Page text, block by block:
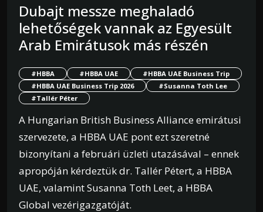
Dubajt messze meghaladó
lehetőségek vannak az Egyesült
Arab Emirátusok más részén
#HBBA #HBBA UAE
#HBBA UAE Business Trip
#HBBA UAE Business Trip 2026
#Susanna Toth Lee
#Tallér Péter
A Hungarian British Business Alliance emirátusi
szervezete, a HBBA UAE pont ezt szeretné
bizonyítani a februári üzleti utazásával – ennek
apropóján kérdeztük dr. Tallér Pétert, a HBBA
UAE, valamint Susanna Toth Leet, a HBBA
Global vezérigazgatóját.